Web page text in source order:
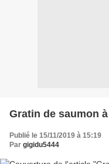
Gratin de saumon
Publié le 15/11/2019 à 15:19
Par gigidu5444